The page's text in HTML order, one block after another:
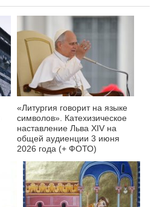
«Литургия говорит на языке
символов». Катехизическое
наставление Льва XIV на
общей аудиенции 3 июня
2026 года (+ ФОТО)